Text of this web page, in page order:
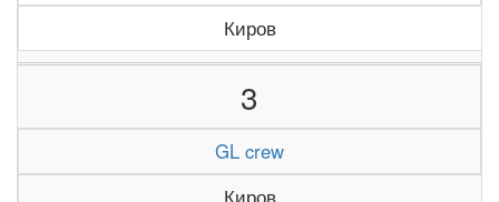
Киров
3
GL crew
Киров